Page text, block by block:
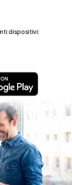
dispositivi: